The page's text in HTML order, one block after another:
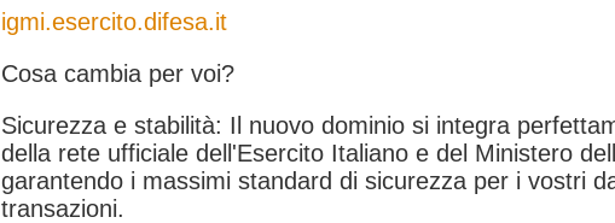
igmi.esercito.difesa.it
Cosa cambia per voi?
Sicurezza e stabilità: Il nuovo dominio si integra
della rete ufficiale dell'Esercito Italiano e del Ministero
garantendo i massimi standard di sicurezza per i vostri
transazioni.